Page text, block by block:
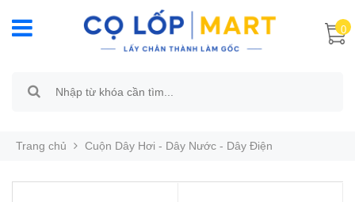
0
Trang chủ Cuộn Dây Hơi - Dây Nước - Dây Điện